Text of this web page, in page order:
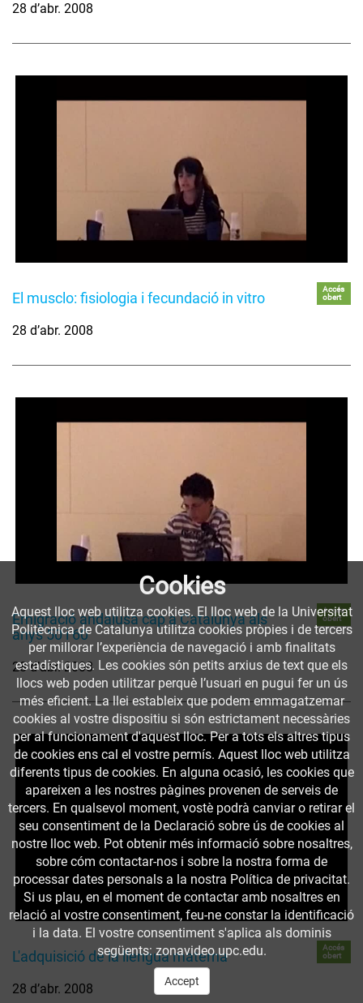
28 d’abr. 2008
El musclo: fisiologia i fecundació in vitro
Accés
obert
28 d’abr. 2008
Emigració andalusa cap a Catalunya als
anys 50 i 60
Accés
obert
28 d’abr. 2008
L'adquisició de la llengua materna
Accés
obert
28 d’abr. 2008
Cookies
Aquest lloc web utilitza cookies. El lloc web de la Universitat
Politècnica de Catalunya utilitza cookies pròpies i de tercers
per millorar l’experiència de navegació i amb finalitats
estadístiques. Les cookies són petits arxius de text que els
llocs web poden utilitzar perquè l’usuari en pugui fer un ús
més eficient. La llei estableix que podem emmagatzemar
cookies al vostre dispositiu si són estrictament necessàries
per al funcionament d'aquest lloc. Per a tots els altres tipus
de cookies ens cal el vostre permís. Aquest lloc web utilitza
diferents tipus de cookies. En alguna ocasió, les cookies que
apareixen a les nostres pàgines provenen de serveis de
tercers. En qualsevol moment, vostè podrà canviar o retirar el
seu consentiment de la Declaració sobre ús de cookies al
nostre lloc web. Pot obtenir més informació sobre nosaltres,
sobre cóm contactar-nos i sobre la nostra forma de
processar dates personals a la nostra Política de privacitat.
Si us plau, en el moment de contactar amb nosaltres en
relació al vostre consentiment, feu-ne constar la identificació
i la data. El vostre consentiment s'aplica als dominis
següents: zonavideo.upc.edu.
Accept